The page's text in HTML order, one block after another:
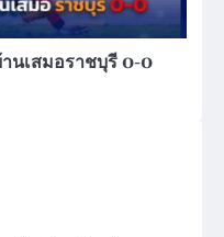
านเสมอราชบุรี 0-0